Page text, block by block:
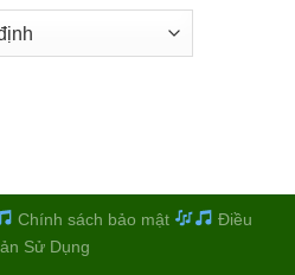
Chính sách bảo mật
Điều
Sử Dụng